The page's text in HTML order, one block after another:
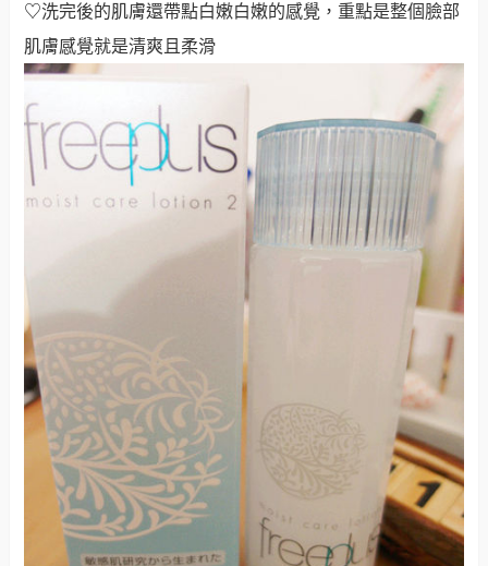
♡洗完後的肌膚還帶點白嫩白嫩的感覺，重點是整個臉部
肌膚感覺就是清爽且柔滑